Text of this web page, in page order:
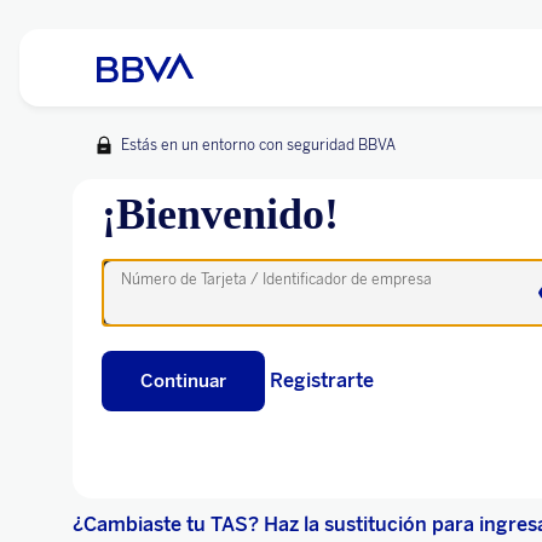
Estás en un entorno con seguridad BBVA
¡Bienvenido!
Número de Tarjeta / Identificador de empresa
Continuar Registrarte
¿Cambiaste tu TAS? Haz la sustitución para